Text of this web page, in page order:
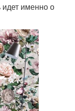
идет именно о